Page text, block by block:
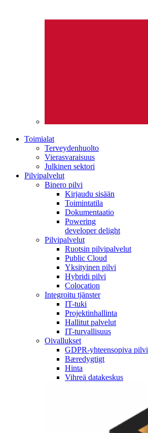
Toimialat
Terveydenhuolto
Vierasvaraisuus
Julkinen sektori
Pilvipalvelut
Binero pilvi
Kirjaudu sisään
Toimintatila
Dokumentaatio
Powering
developer delight
Pilvipalvelut
Ruotsin pilvipalvelut
Public Cloud
Yksityinen pilvi
Hybridi pilvi
Colocation
Integroitu tjänster
IT-tuki
Projektinhallinta
Hallitut palvelut
IT-turvallisuus
Oivallukset
GDPR-yhteensopiva pilvi
Bæredygtigt
Hinta
Vihreä datakeskus